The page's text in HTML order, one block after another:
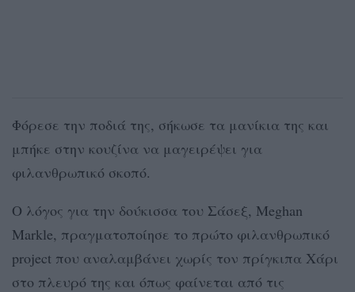
Φόρεσε την ποδιά της, σήκωσε τα μανίκια της και
μπήκε στην κουζίνα να μαγειρέψει για
φιλανθρωπικό σκοπό.
Ο λόγος για την δούκισσα του Σάσεξ, Meghan
Markle, πραγματοποίησε το πρώτο φιλανθρωπικό
project που αναλαμβάνει χωρίς τον πρίγκιπα Χάρι
στο πλευρό της και όπως φαίνεται από τις